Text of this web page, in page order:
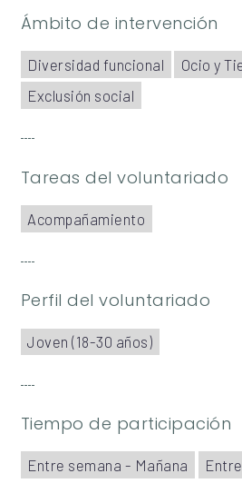
Ámbito de intervención
Diversidad funcional
Ocio y
Exclusión social
Tareas del voluntariado
Acompañamiento
Perfil del voluntariado
Joven (18-30 años)
Tiempo de participación
Entre semana - Mañana